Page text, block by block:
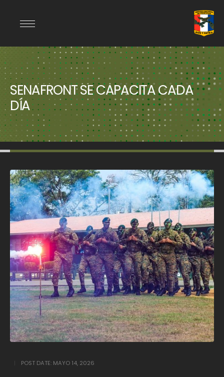
SENAFRONT SE CAPACITA CADA
DÍA
POST DATE: MAYO 14, 2026